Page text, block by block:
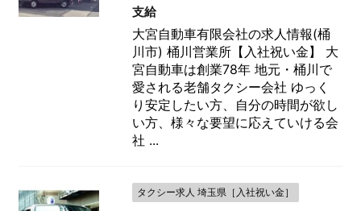
支給
大宮自動車有限会社の求人情報(桶
川市) 桶川営業所【入社祝い金】 大
宮自動車は創業78年 地元・桶川で
愛される老舗タクシー会社 ゆっく
り安定したい方、自分の時間が欲し
い方、様々な要望に応えていける会
社 ...
タクシー求人 埼玉県［入社祝い金］